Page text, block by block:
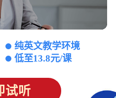
纯英文教学环境
低至13.8元/课
试听